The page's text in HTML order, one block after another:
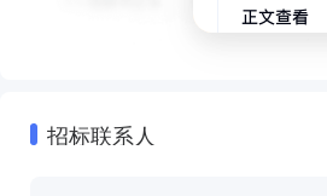
招标联系人